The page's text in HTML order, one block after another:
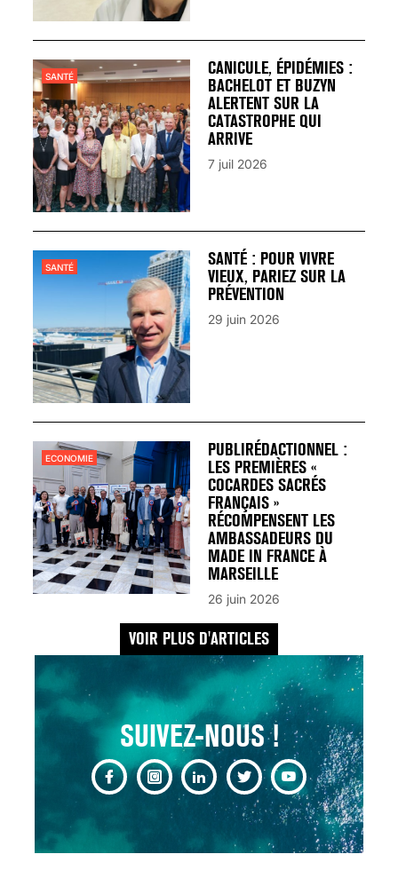
CANICULE, ÉPIDÉMIES :
BACHELOT ET BUZYN
ALERTENT SUR LA
CATASTROPHE QUI
ARRIVE
SANTÉ
7 juil 2026
SANTÉ : POUR VIVRE
VIEUX, PARIEZ SUR LA
PRÉVENTION
SANTÉ
29 juin 2026
PUBLIRÉDACTIONNEL :
LES PREMIÈRES «
COCARDES SACRÉS
FRANÇAIS »
RÉCOMPENSENT LES
AMBASSADEURS DU
MADE IN FRANCE À
MARSEILLE
ECONOMIE
26 juin 2026
VOIR PLUS D'ARTICLES
SUIVEZ-NOUS !
30 mai 2023
SCANNER, IRM, RADIO,
POUR TOUTES LES
MALADIES
18 juil 2022
INSUFFISANCE
CARDIAQUE : LES
SIGNAUX D’ALERTE
AVANT… LA MORT
25 août 2024